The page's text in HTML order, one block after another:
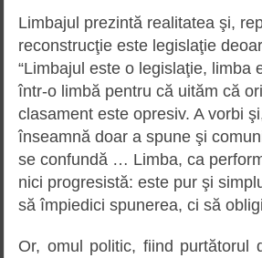
Limbajul prezintă realitatea şi,
reconstrucţie este legislaţie
“Limbajul este o legislaţie, limba
într-o limbă pentru că uităm că
clasament este opresiv. A vorbi
înseamnă doar a spune şi
se confundă … Limba, ca
nici progresistă: este pur şi
să împiedici spunerea, ci să
Or, omul politic, fiind